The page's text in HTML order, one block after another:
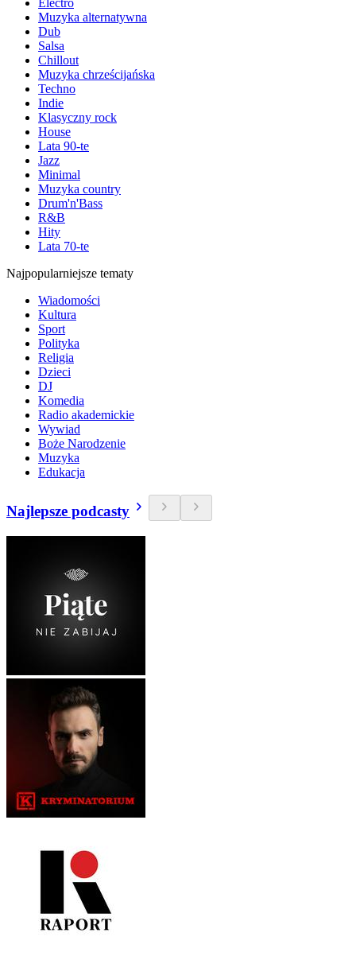
Electro
Muzyka alternatywna
Dub
Salsa
Chillout
Muzyka chrześcijańska
Techno
Indie
Klasyczny rock
House
Lata 90-te
Jazz
Minimal
Muzyka country
Drum'n'Bass
R&B
Hity
Lata 70-te
Najpopularniejsze tematy
Wiadomości
Kultura
Sport
Polityka
Religia
Dzieci
DJ
Komedia
Radio akademickie
Wywiad
Boże Narodzenie
Muzyka
Edukacja
Najlepsze podcasty